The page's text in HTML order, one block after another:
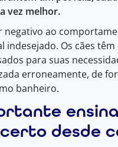
vez melhor.
negativo ao
indesejado. Os cães
para suas
erroneamente, de
banheiro.
desde